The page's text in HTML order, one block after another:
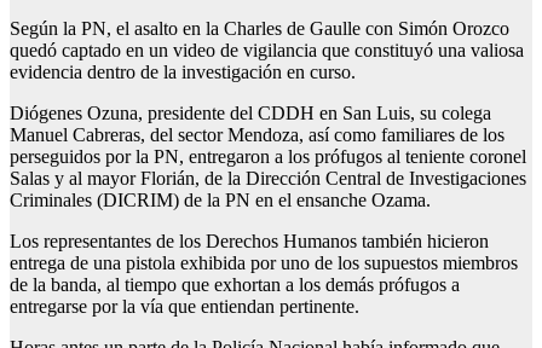
Según la PN, el asalto en la Charles de Gaulle con Simón Orozco
quedó captado en un video de vigilancia que constituyó una valiosa
evidencia dentro de la investigación en curso.
Diógenes Ozuna, presidente del CDDH en San Luis, su colega
Manuel Cabreras, del sector Mendoza, así como familiares de los
perseguidos por la PN, entregaron a los prófugos al teniente coronel
Salas y al mayor Florián, de la Dirección Central de Investigaciones
Criminales (DICRIM) de la PN en el ensanche Ozama.
Los representantes de los Derechos Humanos también hicieron
entrega de una pistola exhibida por uno de los supuestos miembros
de la banda, al tiempo que exhortan a los demás prófugos a
entregarse por la vía que entiendan pertinente.